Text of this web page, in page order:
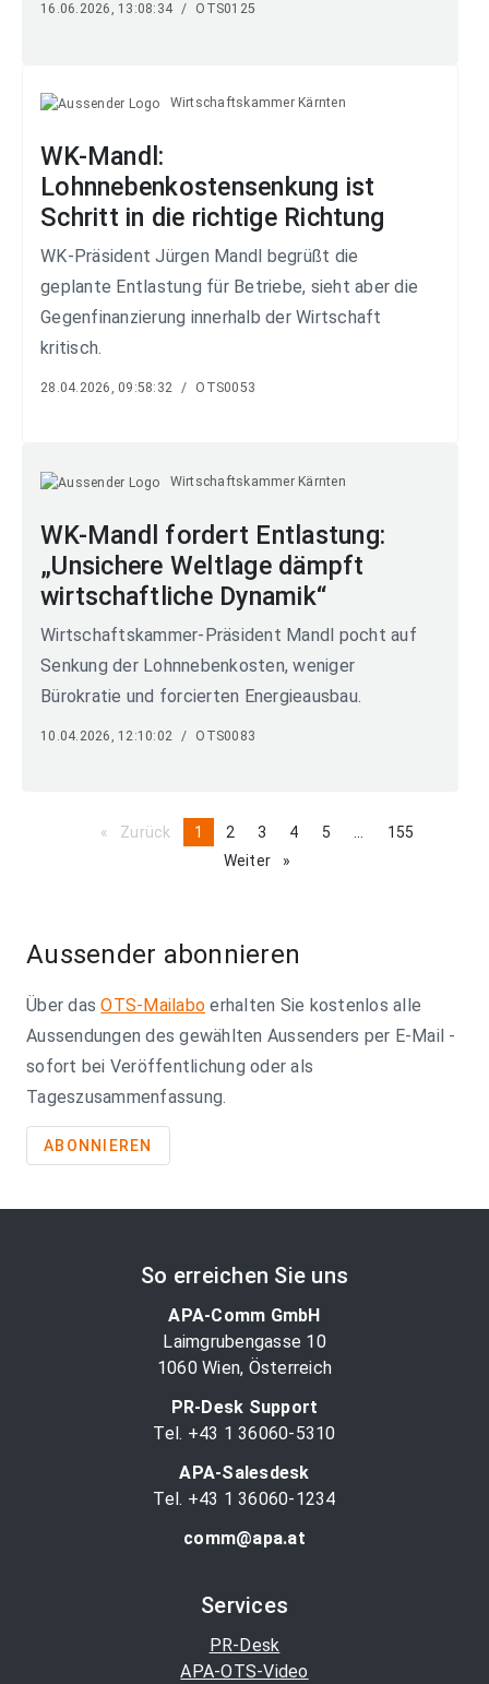
16.06.2026, 13:08:34 / OTS0125
Wirtschaftskammer Kärnten
WK-Mandl:
Lohnnebenkostensenkung ist
Schritt in die richtige Richtung
WK-Präsident Jürgen Mandl begrüßt die
geplante Entlastung für Betriebe, sieht aber die
Gegenfinanzierung innerhalb der Wirtschaft
kritisch.
28.04.2026, 09:58:32 / OTS0053
Wirtschaftskammer Kärnten
WK-Mandl fordert Entlastung:
„Unsichere Weltlage dämpft
wirtschaftliche Dynamik“
Wirtschaftskammer-Präsident Mandl pocht auf
Senkung der Lohnnebenkosten, weniger
Bürokratie und forcierten Energieausbau.
10.04.2026, 12:10:02 / OTS0083
Zurück pageYou're
1 page
2 page
3 page
4 page
5 pagepage
155
Weiter
page
Aussender abonnieren
Über dasOTS-Mailabo erhalten Sie kostenlos alle
Aussendungen des gewählten Aussenders per E-Mail -
sofort bei Veröffentlichung oder als
Tageszusammenfassung.
ABONNIEREN
So erreichen Sie uns
APA-Comm GmbH
Laimgrubengasse 10
1060 Wien, Österreich
PR-Desk Support
Tel. +43 1 36060-5310
APA-Salesdesk
Tel. +43 1 36060-1234
comm@apa.at
Services
PR-Desk
APA-OTS-Video